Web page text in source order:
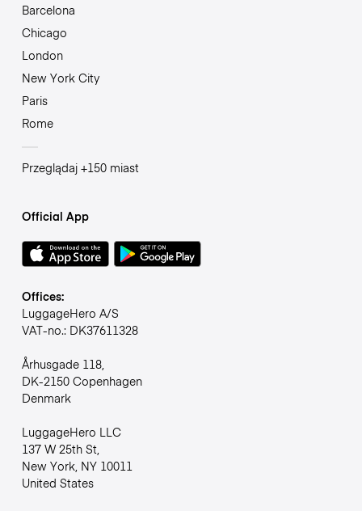
Barcelona
Chicago
London
New York City
Paris
Rome
Przeglądaj +150 miast
Official App
Offices:
LuggageHero A/S
VAT-no.: DK37611328
Århusgade 118,
DK-2150 Copenhagen
Denmark
LuggageHero LLC
137 W 25th St,
New York, NY 10011
United States